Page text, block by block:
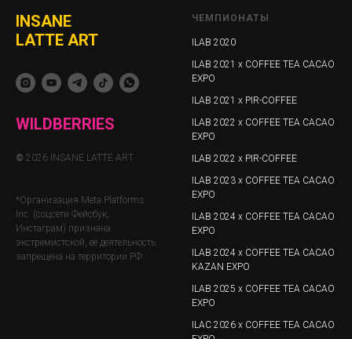
INSANE
LATTE ART
WILDBERRIES
© 2026 INSANE LATTE ART
*Организация Meta Platforms
Inc. (соцсети Фейсбук,
Инстаграм) признана
экстремистской, её деятельность
запрещена на территории РФ.
ЧЕМПИОНАТЫ
ILAB 2020
ILAB 2021 x COFFEE TEA CACAO
EXPO
ILAB 2021 x PIR-COFFEE
ILAB 2022 x COFFEE TEA CACAO
EXPO
ILAB 2022 x PIR-COFFEE
ILAB 2023 x COFFEE TEA CACAO
EXPO
ILAB 2024 x COFFEE TEA CACAO
EXPO
ILAB 2024 x COFFEE TEA CACAO
KAZAN EXPO
ILAB 2025 x COFFEE TEA CACAO
EXPO
ILAС 2026 x COFFEE TEA CACAO